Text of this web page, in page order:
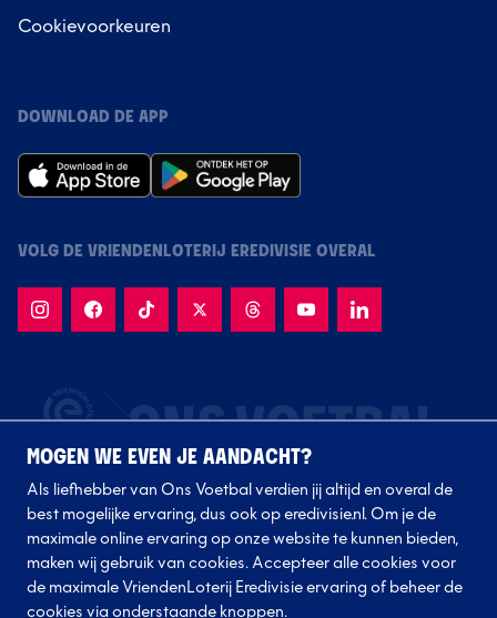
Cookievoorkeuren
DOWNLOAD DE APP
VOLG DE VRIENDENLOTERIJ EREDIVISIE OVERAL
Volg onze clubs
MOGEN WE EVEN JE AANDACHT?
Als liefhebber van Ons Voetbal verdien jij altijd en overal de
best mogelijke ervaring, dus ook op eredivisie.nl. Om je de
maximale online ervaring op onze website te kunnen bieden,
maken wij gebruik van cookies. Accepteer alle cookies voor
de maximale VriendenLoterij Eredivisie ervaring of beheer de
cookies via onderstaande knoppen.